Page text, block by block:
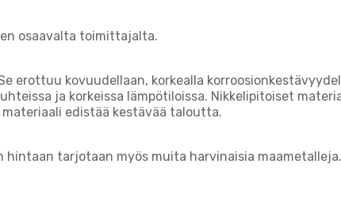
osaavalta toimittajalta.
erottuu kovuudellaan, korkealla
ja korkeissa lämpötiloissa. Nikkelipitoiset
edistää kestävää taloutta.
hintaan tarjotaan myös muita harvinaisia maametalleja.